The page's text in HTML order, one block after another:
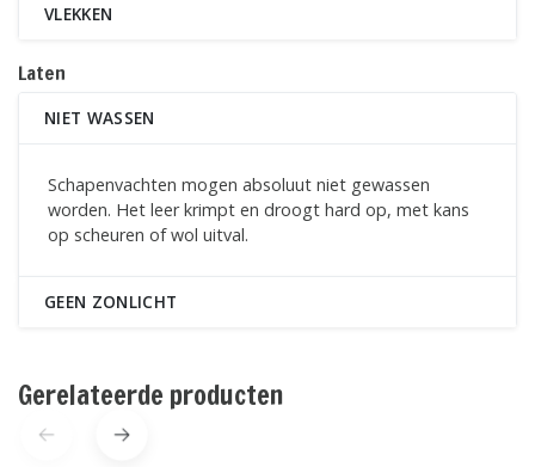
VLEKKEN
Laten
NIET WASSEN
Schapenvachten mogen absoluut niet gewassen
worden. Het leer krimpt en droogt hard op, met kans
op scheuren of wol uitval.
GEEN ZONLICHT
Gerelateerde producten